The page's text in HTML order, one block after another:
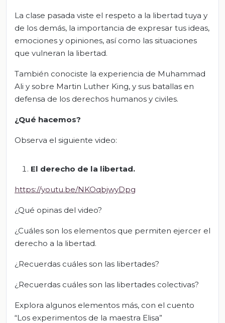
La clase pasada viste el respeto a la libertad tuya y
de los demás, la importancia de expresar tus ideas,
emociones y opiniones, así como las situaciones
que vulneran la libertad.
También conociste la experiencia de Muhammad
Ali y sobre Martin Luther King, y sus batallas en
defensa de los derechos humanos y civiles.
¿Qué hacemos?
Observa el siguiente video:
El derecho de la libertad.
https://youtu.be/NKOqbjwyDpg
¿Qué opinas del video?
¿Cuáles son los elementos que permiten ejercer el
derecho a la libertad.
¿Recuerdas cuáles son las libertades?
¿Recuerdas cuáles son las libertades colectivas?
Explora algunos elementos más, con el cuento
“Los experimentos de la maestra Elisa”